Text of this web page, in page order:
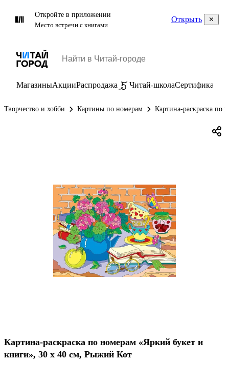
Откройте в приложении
Место встречи с книгами
Открыть
МагазиныАкцииРаспродажа Читай-школаСертификаты
Творчество и хобби Картины по номерам Картина-раскраска
Картина-раскраска по номерам «Яркий букет и
книги», 30 х 40 см, Рыжий Кот